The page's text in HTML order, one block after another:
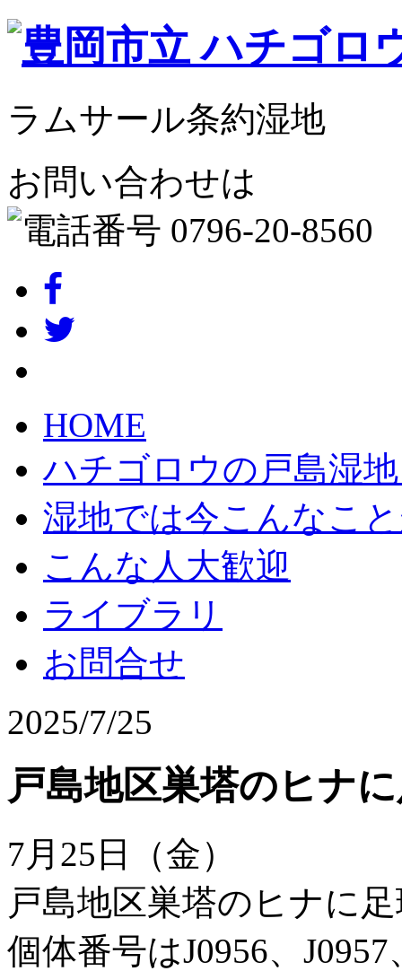
ラムサール条約湿地
お問い合わせは
HOME
ハチゴロウの戸島湿
湿地では今こんなこ
こんな人大歓迎
ライブラリ
お問合せ
2025/7/25
戸島地区巣塔のヒナ
7月25日（金）
戸島地区巣塔のヒナに
個体番号はJ0956、